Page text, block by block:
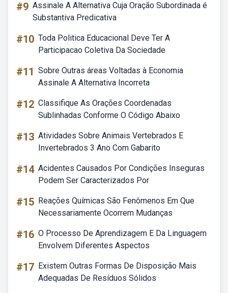
#9 Assinale A Alternativa Cuja Oração Subordinada é
Substantiva Predicativa
#10 Toda Politica Educacional Deve Ter A
Participacao Coletiva Da Sociedade
#11 Sobre Outras áreas Voltadas à Economia
Assinale A Alternativa Incorreta
#12 Classifique As Orações Coordenadas
Sublinhadas Conforme O Código Abaixo
#13 Atividades Sobre Animais Vertebrados E
Invertebrados 3 Ano Com Gabarito
#14 Acidentes Causados Por Condições Inseguras
Podem Ser Caracterizados Por
#15 Reações Químicas São Fenômenos Em Que
Necessariamente Ocorrem Mudanças
#16 O Processo De Aprendizagem E Da Linguagem
Envolvem Diferentes Aspectos
#17 Existem Outras Formas De Disposição Mais
Adequadas De Resíduos Sólidos